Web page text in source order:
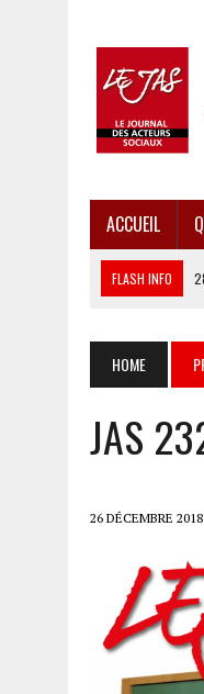
ACCUEIL
FLASH INFO
28 AVRIL 2026 |
28 AVRIL 2026 |
HOME
JAS
26 DÉCEMBRE 2018